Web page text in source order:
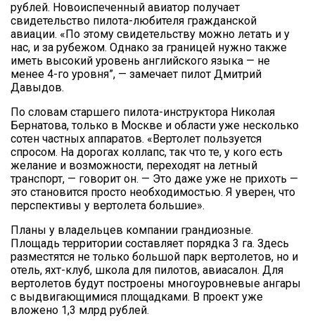
рублей. Новоиспеченный авиатор получает
свидетельство пилота-любителя гражданской
авиации. «По этому свидетельству можно летать и у
нас, и за рубежом. Однако за границей нужно также
иметь высокий уровень английского языка — не
менее 4-го уровня”, — замечает пилот Дмитрий
Давыдов.
По словам старшего пилота-инструктора Николая
Бернатова, только в Москве и области уже несколько
сотен частных аппаратов. «Вертолет пользуется
спросом. На дорогах коллапс, так что те, у кого есть
желание и возможности, переходят на летный
транспорт, — говорит он. — Это даже уже не прихоть —
это становится просто необходимостью. Я уверен, что
перспективы у вертолета большие».
Планы у владельцев компании грандиозные.
Площадь территории составляет порядка 3 га. Здесь
разместятся не только большой парк вертолетов, но и
отель, яхт-клуб, школа для пилотов, авиасалон. Для
вертолетов будут построены многоуровневые ангары
с выдвигающимися площадками. В проект уже
вложено 1,3 млрд рублей.